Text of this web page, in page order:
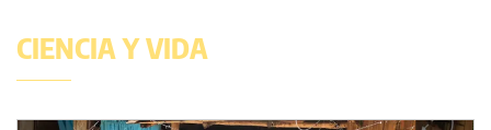
CIENCIA Y VIDA